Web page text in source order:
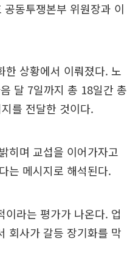
동투쟁본부 위원장과 이
한 상황에서 이뤄졌다. 노
달 7일까지 총 18일간 총
를 전달한 것이다.
히며 교섭을 이어가자고
는 메시지로 해석된다.
라는 평가가 나온다. 업
회사가 갈등 장기화를 막